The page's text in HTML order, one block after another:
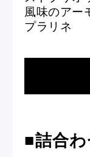
風味のアー
プラリネ
■詰合